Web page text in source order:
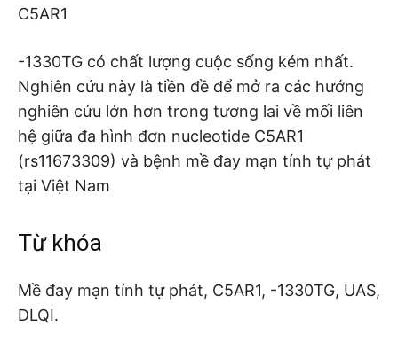
C5AR1
-1330TG có chất lượng cuộc sống kém nhất.
Nghiên cứu này là tiền đề để mở ra các hướng
nghiên cứu lớn hơn trong tương lai về mối liên
hệ giữa đa hình đơn nucleotide C5AR1
(rs11673309) và bệnh mề đay mạn tính tự phát
tại Việt Nam
Từ khóa
Mề đay mạn tính tự phát, C5AR1, -1330TG, UAS,
DLQI.